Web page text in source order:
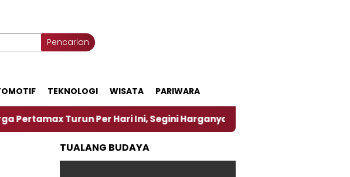
Pencarian
TEKNOLOGI WISATA PARIWARA
Per Hari Ini, Segini Harganya ‎Nasirun Maestro Lukis Pemadu
TUALANG BUDAYA